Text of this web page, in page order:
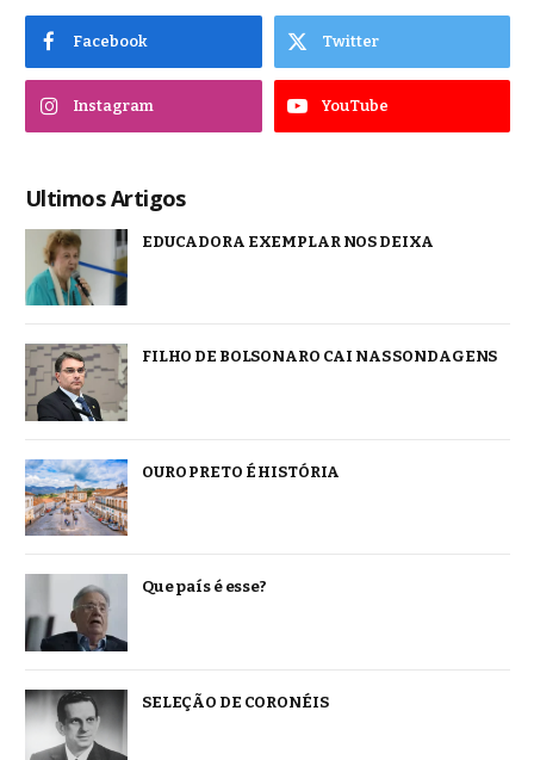
Facebook Twitter
Instagram YouTube
Ultimos Artigos
EDUCADORA EXEMPLAR NOS DEIXA
FILHO DE BOLSONARO CAI NAS SONDAGENS
OURO PRETO É HISTÓRIA
Que país é esse?
SELEÇÃO DE CORONÉIS